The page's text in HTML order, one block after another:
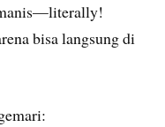
bisa langsung di